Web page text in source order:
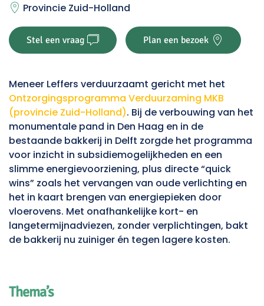
Provincie Zuid-Holland
Stel een vraag Plan een bezoek
Meneer Leffers verduurzaamt gericht met het
Ontzorgingsprogramma Verduurzaming MKB
(provincie Zuid-Holland). Bij de verbouwing van het
monumentale pand in Den Haag en in de
bestaande bakkerij in Delft zorgde het programma
voor inzicht in subsidiemogelijkheden en een
slimme energievoorziening, plus directe “quick
wins” zoals het vervangen van oude verlichting en
het in kaart brengen van energiepieken door
vloerovens. Met onafhankelijke kort- en
langetermijnadviezen, zonder verplichtingen, bakt
de bakkerij nu zuiniger én tegen lagere kosten.
Thema’s